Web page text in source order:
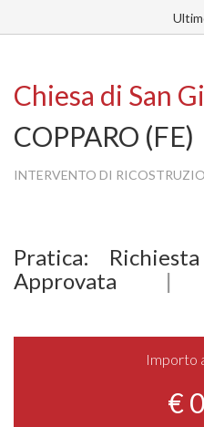
INTERVENTI
SI
Chiesa di San
COPPARO (FE)
INTERVENTO DI
Pratica:
Approvata
|
Importo
€